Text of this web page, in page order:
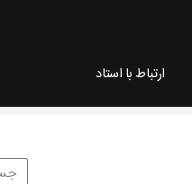
ارتباط با استاد